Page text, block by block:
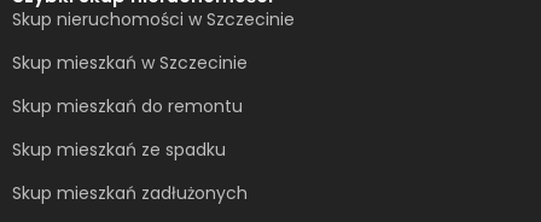
Skup nieruchomości w Szczecinie
Skup mieszkań w Szczecinie
Skup mieszkań do remontu
Skup mieszkań ze spadku
Skup mieszkań zadłużonych